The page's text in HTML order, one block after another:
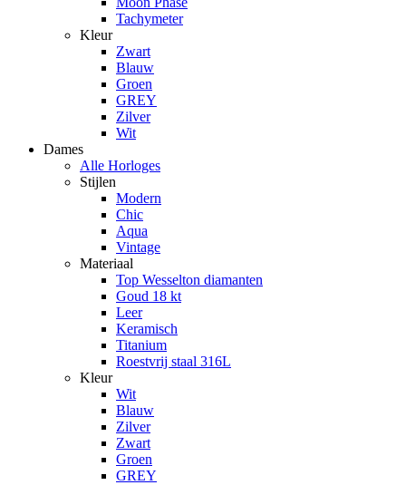
Tachymeter
Kleur
Zwart
Blauw
Groen
GREY
Zilver
Wit
Dames
Alle Horloges
Stijlen
Modern
Chic
Aqua
Vintage
Materiaal
Top Wesselton diamanten
Goud 18 kt
Leer
Keramisch
Titanium
Roestvrij staal 316L
Kleur
Wit
Blauw
Zilver
Zwart
Groen
GREY